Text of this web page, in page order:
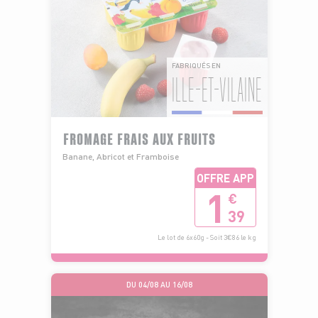
FABRIQUÉS EN
ILLE-ET-VILAINE
FROMAGE FRAIS AUX FRUITS
Banane, Abricot et Framboise
OFFRE APP
1 €
39
Le lot de 6x60g - Soit 3€86 le kg
DU 04/08 AU 16/08